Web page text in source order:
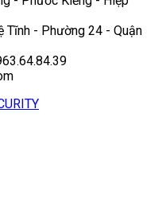
Tĩnh - Phường 24 - Quận